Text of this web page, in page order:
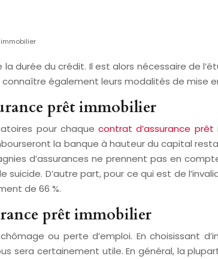
durée du crédit. Il est alors nécessaire de
également leurs modalités de mise
prêt immobilier
pour chaque contrat d’assurance prêt
la banque à hauteur du capital
d’assurances ne prennent pas en
suicide. D’autre part, pour ce qui est de
de 66 %.
prêt immobilier
ou perte d’emploi. En choisissant
sera certainement utile. En général, la